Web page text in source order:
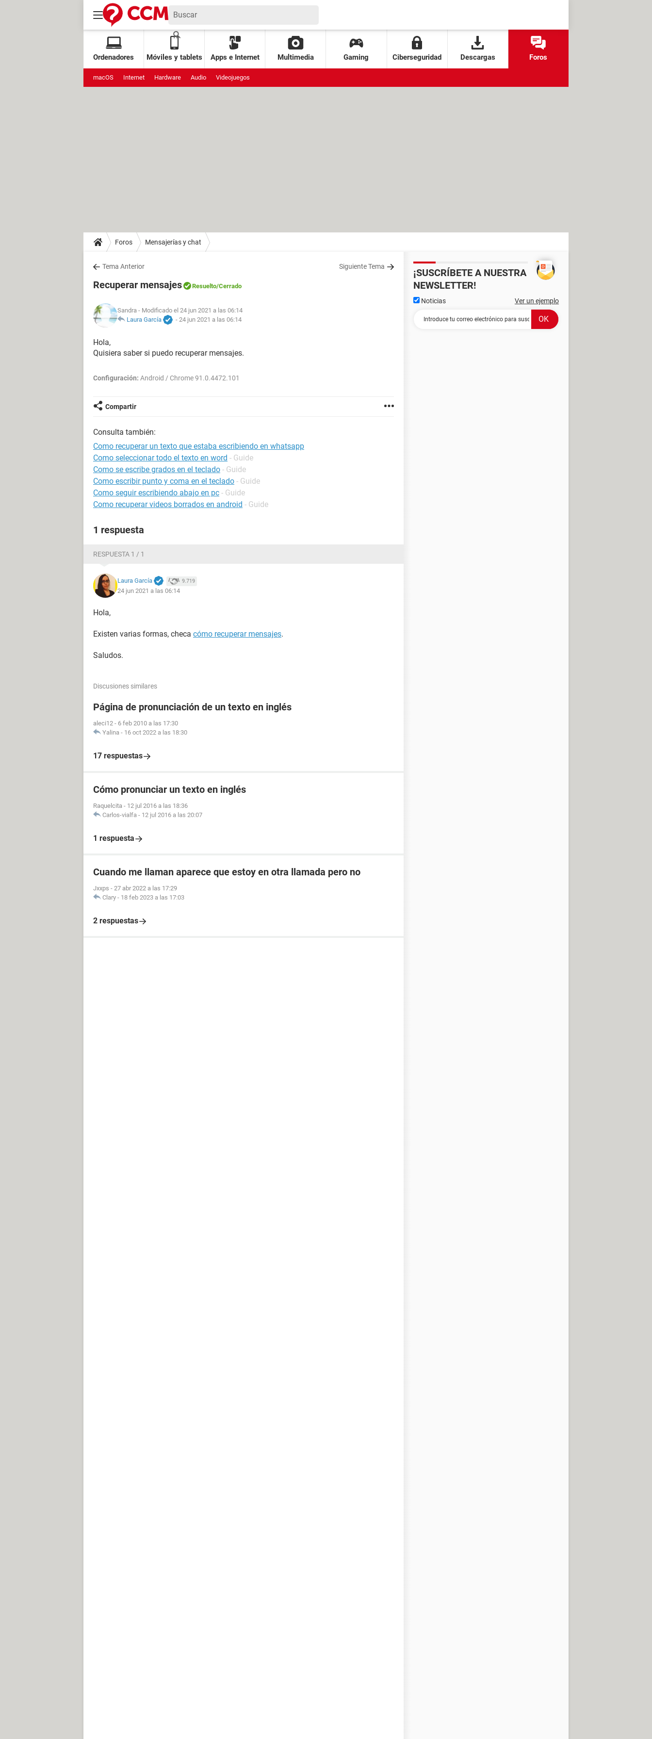
Ordenadores Móviles y tablets Apps e Internet Multimedia Gaming Ciberseguridad Descargas Foros
macOS Internet Hardware Audio Videojuegos
Foros Mensajerías y chat
Tema Anterior Siguiente Tema
Recuperar mensajes Resuelto/Cerrado
Sandra - Modificado el 24 jun 2021 a las 06:14
Laura García
- 24 jun 2021 a las 06:14
Hola,
Quisiera saber si puedo recuperar mensajes.
Configuración: Android / Chrome 91.0.4472.101
Compartir
Consulta también:
Como recuperar un texto que estaba escribiendo en whatsapp
Como seleccionar todo el texto en word - Guide
Como se escribe grados en el teclado - Guide
Como escribir punto y coma en el teclado - Guide
Como seguir escribiendo abajo en pc - Guide
Como recuperar videos borrados en android - Guide
1 respuesta
RESPUESTA 1 / 1
Laura García 9.719
24 jun 2021 a las 06:14
Hola,
Existen varias formas, checa cómo recuperar mensajes.
Saludos.
Discusiones similares
Página de pronunciación de un texto en inglés
aleci12 - 6 feb 2010 a las 17:30
Yalina - 16 oct 2022 a las 18:30
17 respuestas
Cómo pronunciar un texto en inglés
Raquelcita - 12 jul 2016 a las 18:36
Carlos-vialfa - 12 jul 2016 a las 20:07
1 respuesta
Cuando me llaman aparece que estoy en otra llamada pero no
Jxxps - 27 abr 2022 a las 17:29
Clary - 18 feb 2023 a las 17:03
2 respuestas
¡SUSCRÍBETE A NUESTRA
NEWSLETTER!
Noticias Ver un ejemplo